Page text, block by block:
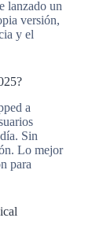
lanzado un
versión,
y el
a
Sin
Lo mejor
para